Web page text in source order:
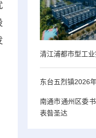
清江浦都市型工
东台五烈镇2026
南通市通州区委
表昝圣达